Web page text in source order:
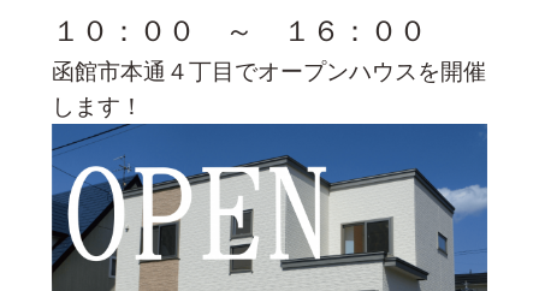
１０：００ ～ １６：００
函館市本通４丁目でオープンハウスを開催
します！